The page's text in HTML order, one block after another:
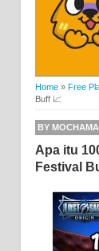
Home » Free
Buff 📈
BY
Apa itu
Festival